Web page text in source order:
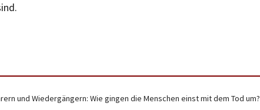
und Wiedergängern: Wie gingen die Menschen einst mit dem Tod um?